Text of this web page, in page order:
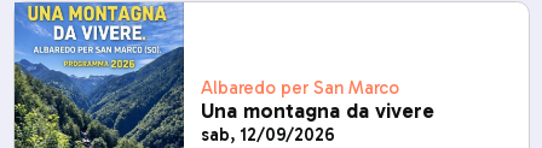
Albaredo per San Marco
Una montagna da vivere
sab, 12/09/2026